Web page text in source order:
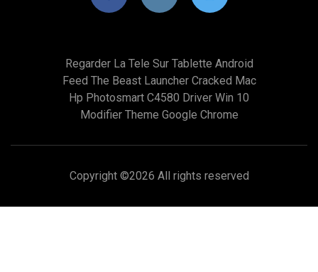
Regarder La Tele Sur Tablette Android
Feed The Beast Launcher Cracked Mac
Hp Photosmart C4580 Driver Win 10
Modifier Theme Google Chrome
Copyright ©2026 All rights reserved